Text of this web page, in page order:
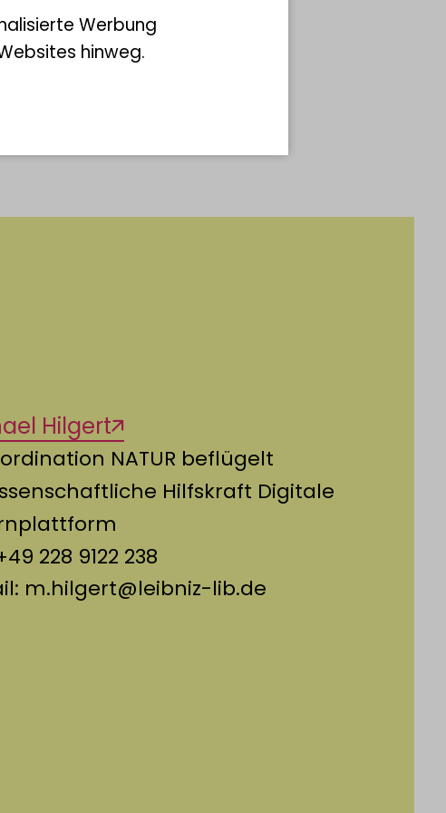
Hilgert
NATUR beflügelt
Hilfskraft Digitale
228 9122 238
m.hilgert@leibniz-lib.de
Werbung
hinweg.